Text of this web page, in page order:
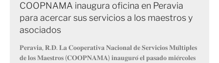
COOPNAMA inaugura oficina en Peravia
para acercar sus servicios a los maestros y
asociados
𝐏𝐞𝐫𝐚𝐯𝐢𝐚, 𝐑.𝐃. 𝐋𝐚 𝐂𝐨𝐨𝐩𝐞𝐫𝐚𝐭𝐢𝐯𝐚 𝐍𝐚𝐜𝐢𝐨𝐧𝐚𝐥 𝐝𝐞 𝐒𝐞𝐫𝐯𝐢𝐜𝐢𝐨𝐬 𝐌𝐮́𝐥𝐭𝐢𝐩𝐥𝐞𝐬
𝐝𝐞 𝐥𝐨𝐬 𝐌𝐚𝐞𝐬𝐭𝐫𝐨𝐬 (𝐂𝐎𝐎𝐏𝐍𝐀𝐌𝐀) 𝐢𝐧𝐚𝐮𝐠𝐮𝐫𝐨́ 𝐞𝐥 𝐩𝐚𝐬𝐚𝐝𝐨 𝐦𝐢𝐞́𝐫𝐜𝐨𝐥𝐞𝐬